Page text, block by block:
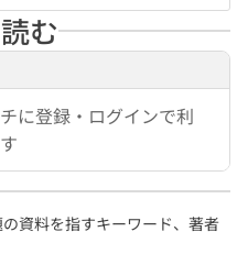
む
に登録・ログインで利
資料を指すキーワード、著者